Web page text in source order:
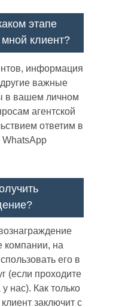
компании, на
его в
(если проходите
нас). Как только
заключит с
этапе
клиент?
информация
важные
в вашем личном
агентской
ответим в
WhatsApp